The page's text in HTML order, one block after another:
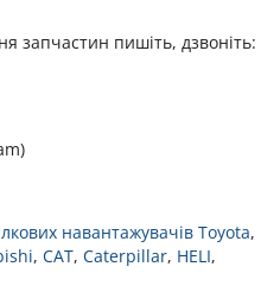
запчастин пишіть, дзвоніть:
навантажувачів Toyota,
, CAT, Caterpillar, HELI,